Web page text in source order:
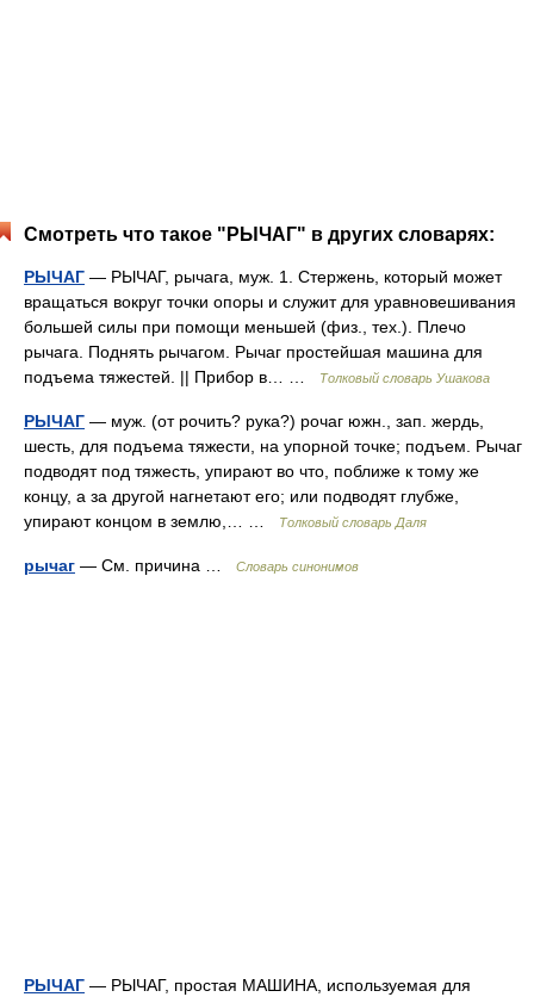
Смотреть что такое "РЫЧАГ" в других словарях:
РЫЧАГ — РЫЧАГ, рычага, муж. 1. Стержень, который может
вращаться вокруг точки опоры и служит для уравновешивания
большей силы при помощи меньшей (физ., тех.). Плечо
рычага. Поднять рычагом. Рычаг простейшая машина для
подъема тяжестей. || Прибор в… …
Толковый словарь Ушакова
РЫЧАГ — муж. (от рочить? рука?) рочаг южн., зап. жердь,
шесть, для подъема тяжести, на упорной точке; подъем. Рычаг
подводят под тяжесть, упирают во что, поближе к тому же
концу, а за другой нагнетают его; или подводят глубже,
упирают концом в землю,… …
Толковый словарь Даля
рычаг — См. причина … Словарь синонимов
РЫЧАГ — РЫЧАГ, простая МАШИНА, используемая для